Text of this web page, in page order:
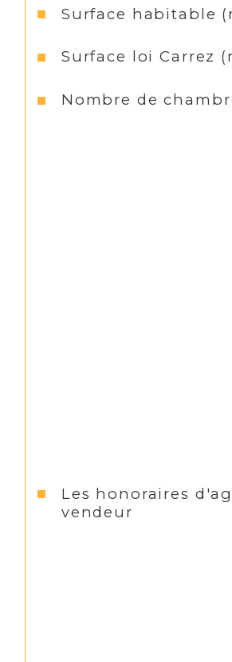
Surface habitable
Surface loi Carrez
Nombre de
Les honoraires
vendeur